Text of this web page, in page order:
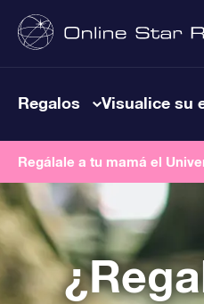
Regalos Visualice su
Regálale a tu mamá el